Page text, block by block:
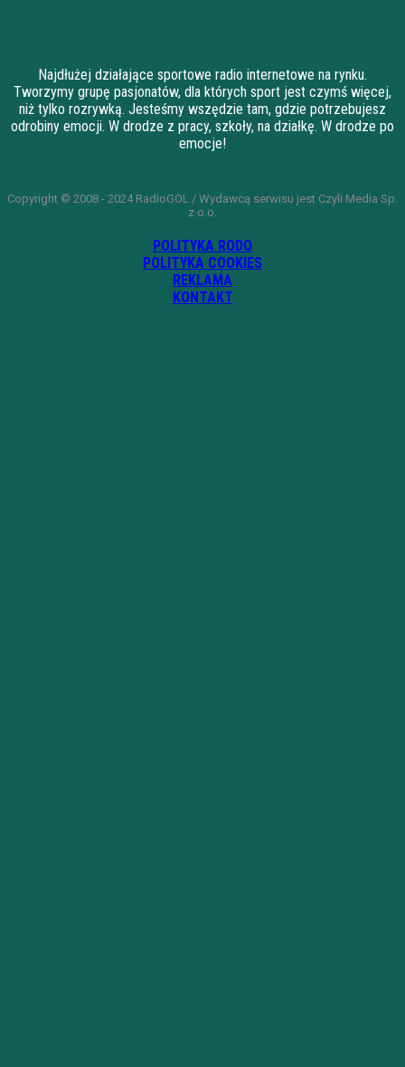
Najdłużej działające sportowe radio internetowe na rynku.
Tworzymy grupę pasjonatów, dla których sport jest czymś więcej,
niż tylko rozrywką. Jesteśmy wszędzie tam, gdzie potrzebujesz
odrobiny emocji. W drodze z pracy, szkoły, na działkę. W drodze po
emocje!
Copyright © 2008 - 2024 RadioGOL / Wydawcą serwisu jest Czyli Media Sp.
z o.o.
POLITYKA RODO
POLITYKA COOKIES
REKLAMA
KONTAKT